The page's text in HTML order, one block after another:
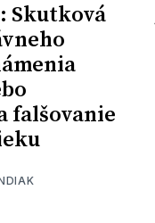
Skutková
falšovanie